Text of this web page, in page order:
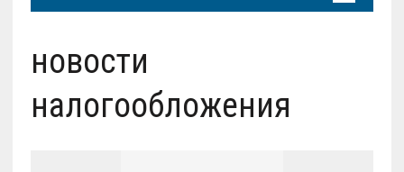
новости
налогообложения